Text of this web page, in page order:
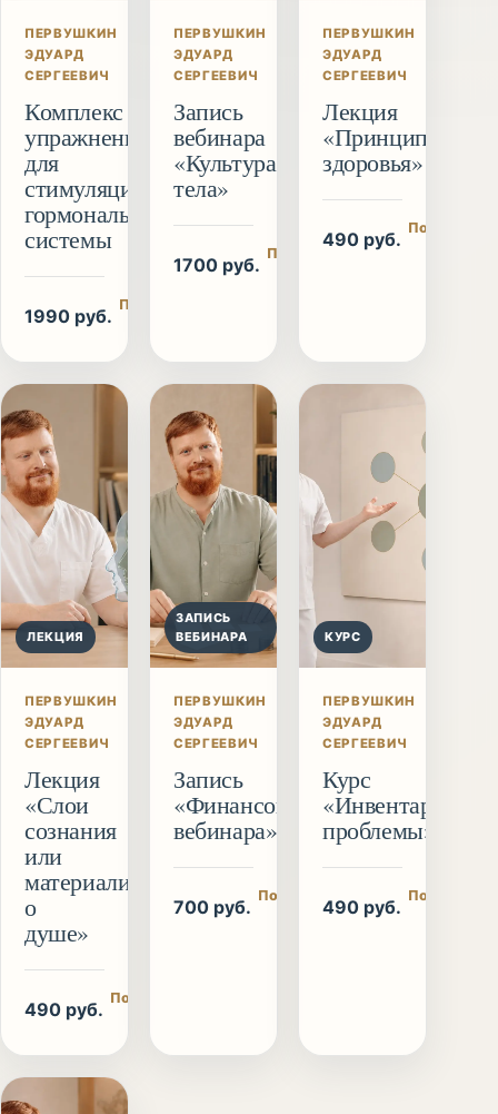
ПЕРВУШКИН
ЭДУАРД
СЕРГЕЕВИЧ
Комплекс
упражнений
для
стимуляции
гормональной
системы
1990 руб.
Подробнее
ПЕРВУШКИН
ЭДУАРД
СЕРГЕЕВИЧ
Запись
вебинара
«Культура
тела»
1700 руб.
Подробнее
ПЕРВУШКИН
ЭДУАРД
СЕРГЕЕВИЧ
Лекция
«Принципы
здоровья»
490 руб.
Подробнее
ЛЕКЦИЯ
ПЕРВУШКИН
ЭДУАРД
СЕРГЕЕВИЧ
Лекция
«Слои
сознания
или
материалист
о
душе»
490 руб.
Подробнее
ЗАПИСЬ
ВЕБИНАРА
ПЕРВУШКИН
ЭДУАРД
СЕРГЕЕВИЧ
Запись
«Финансового
вебинара»
700 руб.
Подробнее
/ купить
КУРС
ПЕРВУШКИН
ЭДУАРД
СЕРГЕЕВИЧ
Курс
проблемы»
490 руб.
Подробнее